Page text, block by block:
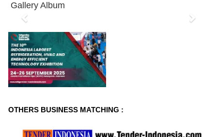
OTHERS BUSINESS MATCHING :
Gallery Album
P
r
e
v
i
u
s
N